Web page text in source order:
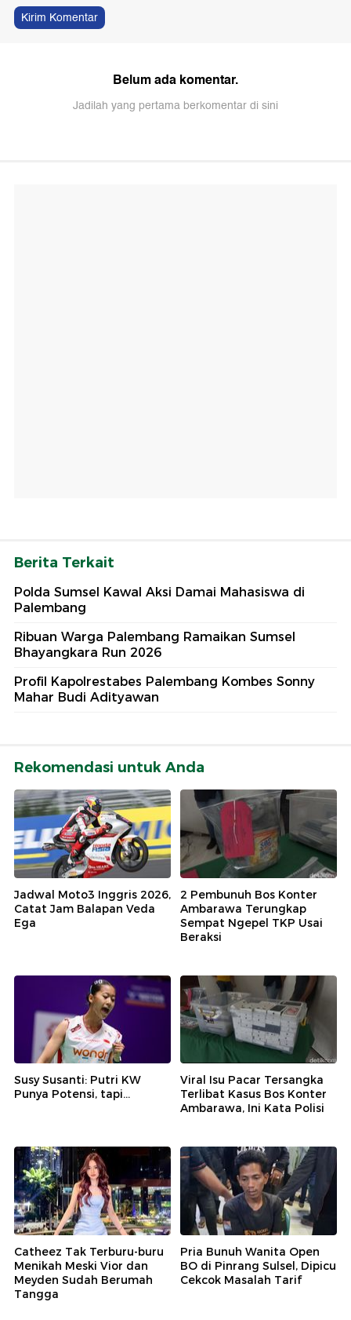
Kirim Komentar
Belum ada komentar.
Jadilah yang pertama berkomentar di sini
Berita Terkait
Polda Sumsel Kawal Aksi Damai Mahasiswa di
Palembang
Ribuan Warga Palembang Ramaikan Sumsel
Bhayangkara Run 2026
Profil Kapolrestabes Palembang Kombes Sonny
Mahar Budi Adityawan
Rekomendasi untuk Anda
Jadwal Moto3 Inggris 2026,
Catat Jam Balapan Veda
Ega
2 Pembunuh Bos Konter
Ambarawa Terungkap
Sempat Ngepel TKP Usai
Beraksi
Susy Susanti: Putri KW
Punya Potensi, tapi...
Viral Isu Pacar Tersangka
Terlibat Kasus Bos Konter
Ambarawa, Ini Kata Polisi
Catheez Tak Terburu-buru
Menikah Meski Vior dan
Meyden Sudah Berumah
Tangga
Pria Bunuh Wanita Open
BO di Pinrang Sulsel, Dipicu
Cekcok Masalah Tarif